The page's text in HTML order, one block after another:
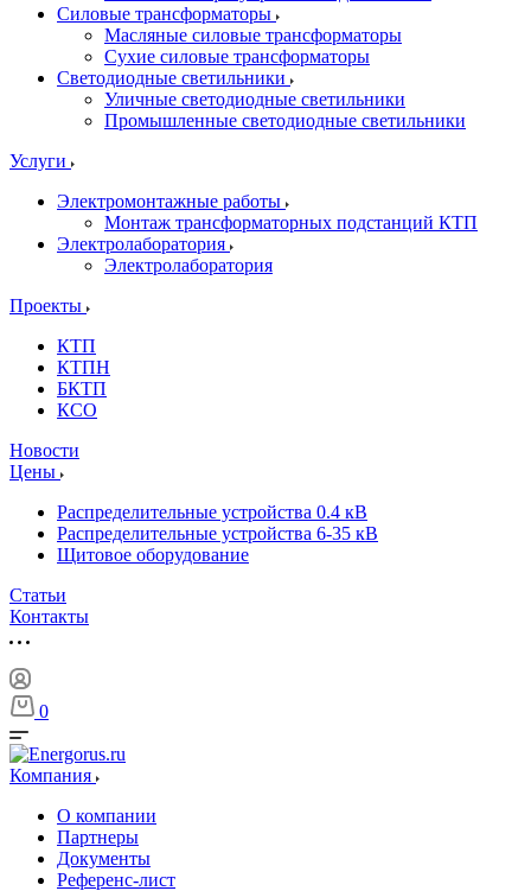
Силовые трансформаторы
Масляные силовые трансформаторы
Сухие силовые трансформаторы
Светодиодные светильники
Уличные светодиодные светильники
Промышленные светодиодные светильники
Услуги
Электромонтажные работы
Монтаж трансформаторных подстанций КТП
Электролаборатория
Электролаборатория
Проекты
КТП
КТПН
БКТП
КСО
Новости
Цены
Распределительные устройства 0.4 кВ
Распределительные устройства 6-35 кВ
Щитовое оборудование
Статьи
Контакты
0
Компания
О компании
Партнеры
Документы
Референс-лист